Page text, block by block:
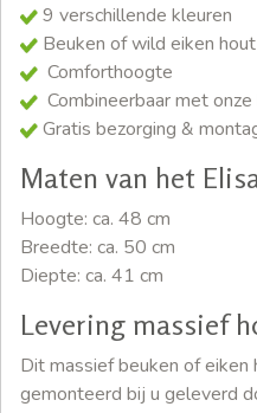
9 verschillende kleuren
Beuken of wild eiken hout
Comforthoogte
Combineerbaar met
Gratis bezorging &
Maten van het
Hoogte: ca. 48 cm
Breedte: ca. 50 cm
Diepte: ca. 41 cm
Levering massief
Dit massief beuken of
gemonteerd bij u geleverd